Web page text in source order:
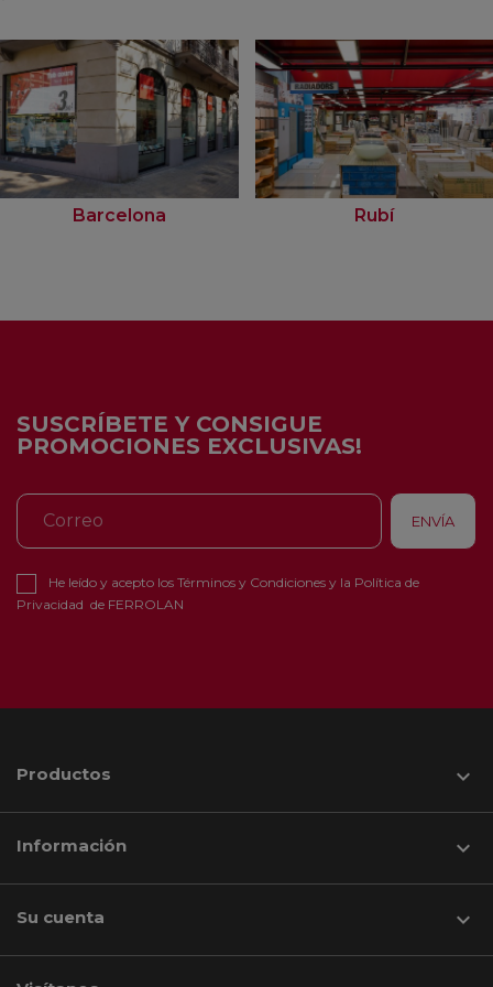
Barcelona Rubí
SUSCRÍBETE Y CONSIGUE
PROMOCIONES EXCLUSIVAS!
He leído y acepto los Términos y Condiciones y la Política de
Privacidad de FERROLAN
Productos 
Información 
Su cuenta 